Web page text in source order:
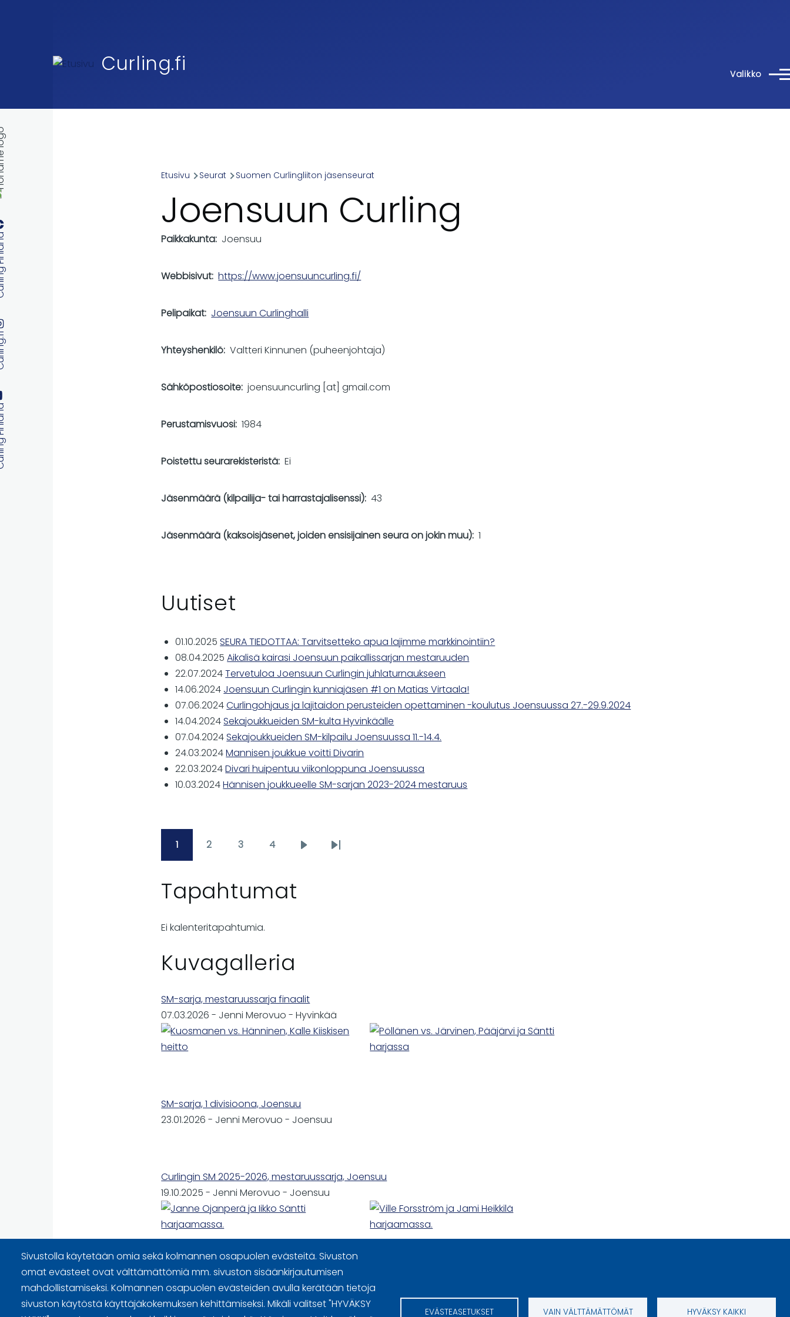
Curling.fi Valikko
Breadcrumb
Etusivu Seurat Suomen Curlingliiton jäsenseurat
Joensuun Curling
Paikkakunta Joensuu
Webbisivut https://www.joensuuncurling.fi/
Pelipaikat Joensuun Curlinghalli
Yhteyshenkilö Valtteri Kinnunen (puheenjohtaja)
Sähköpostiosoite joensuuncurling [at]gmail.com
Perustamisvuosi 1984
Poistettu seurarekisteristä Ei
Jäsenmäärä (kilpailija- tai harrastajalisenssi) 43
Jäsenmäärä (kaksoisjäsenet, joiden ensisijainen seura on jokin muu) 1
Uutiset
01.10.2025 SEURA TIEDOTTAA: Tarvitsetteko apua lajimme markkinointiin?
08.04.2025 Aikalisä kairasi Joensuun paikallissarjan mestaruuden
22.07.2024Tervetuloa Joensuun Curlingin juhlaturnaukseen
14.06.2024 Joensuun Curlingin kunniajäsen #1 on Matias Virtaala!
07.06.2024Curlingohjaus ja lajitaidon perusteiden opettaminen -koulutus Joensuussa 27.-29.9.2024
14.04.2024Sekajoukkueiden SM-kulta Hyvinkäälle
07.04.2024Sekajoukkueiden SM-kilpailu Joensuussa 11.-14.4.
24.03.2024Mannisen joukkue voitti Divarin
22.03.2024Divari huipentuu viikonloppuna Joensuussa
10.03.2024Hännisen joukkueelle SM-sarjan 2023-2024 mestaruus
Pagination
Page
1
Page
2
Page
3
Page
4
Next
Last
Tapahtumat
Ei kalenteritapahtumia.
Kuvagalleria
SM-sarja, mestaruussarja finaalit
07.03.2026 - Jenni Merovuo -Hyvinkää
SM-sarja, 1 divisioona, Joensuu
23.01.2026 - Jenni Merovuo - Joensuu
Curlingin SM 2025-2026, mestaruussarja, Joensuu
19.10.2025 - Jenni Merovuo - Joensuu
Sivustolla käytetään omia sekä kolmannen osapuolen evästeitä. Sivuston
omat evästeet ovat välttämättömiä mm. sivuston sisäänkirjautumisen
mahdollistamiseksi. Kolmannen osapuolen evästeiden avulla kerätään tietoja
sivuston käytöstä käyttäjäkokemuksen kehittämiseksi. Mikäli valitset "HYVÄKSY
EVÄSTEASETUKSET VAIN VÄLTTÄMÄTTÖMÄT HYVÄKSY KAIKKI
Sivuston käyttöehdot ja sisällön käyttöoikeudet